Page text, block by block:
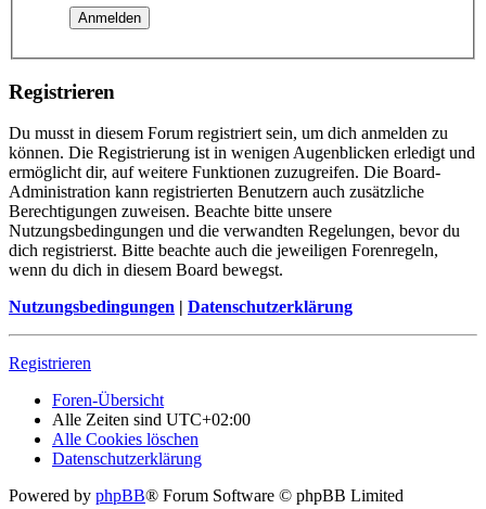
Registrieren
Du musst in diesem Forum registriert sein, um dich anmelden zu
können. Die Registrierung ist in wenigen Augenblicken erledigt und
ermöglicht dir, auf weitere Funktionen zuzugreifen. Die Board-
Administration kann registrierten Benutzern auch zusätzliche
Berechtigungen zuweisen. Beachte bitte unsere
Nutzungsbedingungen und die verwandten Regelungen, bevor du
dich registrierst. Bitte beachte auch die jeweiligen Forenregeln,
wenn du dich in diesem Board bewegst.
Nutzungsbedingungen | Datenschutzerklärung
Registrieren
Foren-Übersicht
Alle Zeiten sind UTC+02:00
Alle Cookies löschen
Datenschutzerklärung
Powered by phpBB® Forum Software © phpBB Limited